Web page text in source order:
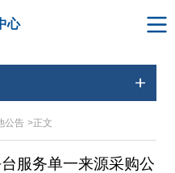
心
公告 >正文
服务单一来源采购公